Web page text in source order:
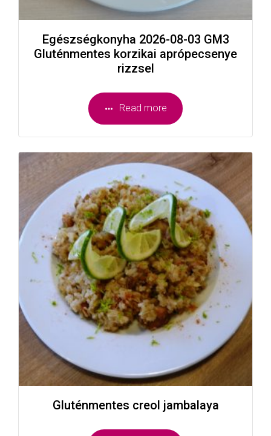
Egészségkonyha 2026-08-03 GM3
Gluténmentes korzikai aprópecsenye
rizzsel
Read more
Gluténmentes creol jambalaya